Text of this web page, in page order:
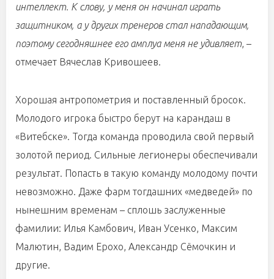
интеллект. К слову, у меня он начинал играть
защитником, а у других тренеров стал нападающим,
поэтому сегодняшнее его амплуа меня не удивляет, –
отмечает Вячеслав Кривошеев.
Хорошая антропометрия и поставленный бросок.
Молодого игрока быстро берут на карандаш в
«Витебске». Тогда команда проводила свой первый
золотой период. Сильные легионеры обеспечивали
результат. Попасть в такую команду молодому почти
невозможно. Даже фарм тогдашних «медведей» по
нынешним временам – сплошь заслуженные
фамилии: Илья Камбович, Иван Усенко, Максим
Малютин, Вадим Ерохо, Александр Сёмочкин и
другие.